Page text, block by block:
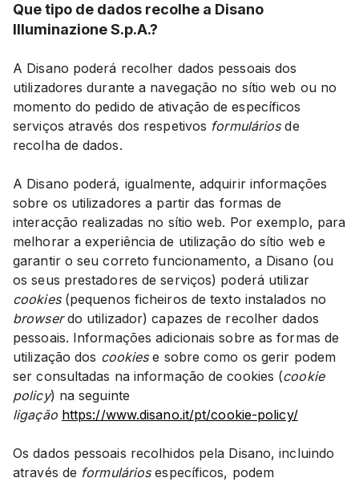
Que tipo de dados recolhe a Disano
Illuminazione S.p.A.?
A Disano poderá recolher dados pessoais dos
utilizadores durante a navegação no sítio web ou no
momento do pedido de ativação de específicos
serviços através dos respetivos formuláriosde
recolha de dados.
A Disano poderá, igualmente, adquirir informações
sobre os utilizadores a partir das formas de
interacção realizadas no sítio web. Por exemplo, para
melhorar a experiência de utilização do sítio web e
garantir o seu correto funcionamento, a Disano (ou
os seus prestadores de serviços) poderá utilizar
cookies(pequenos ficheiros de texto instalados no
browserdo utilizador) capazes de recolher dados
pessoais. Informações adicionais sobre as formas de
utilização dos cookiese sobre como os gerir podem
ser consultadas na informação de cookies (cookie
policy) na seguinte
ligação https://www.disano.it/pt/cookie-policy/
Os dados pessoais recolhidos pela Disano, incluindo
através de formuláriosespecíficos, podem